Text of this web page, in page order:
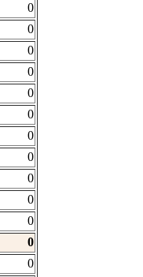
0
0
0
0
0
0
0
0
0
0
0
0
0